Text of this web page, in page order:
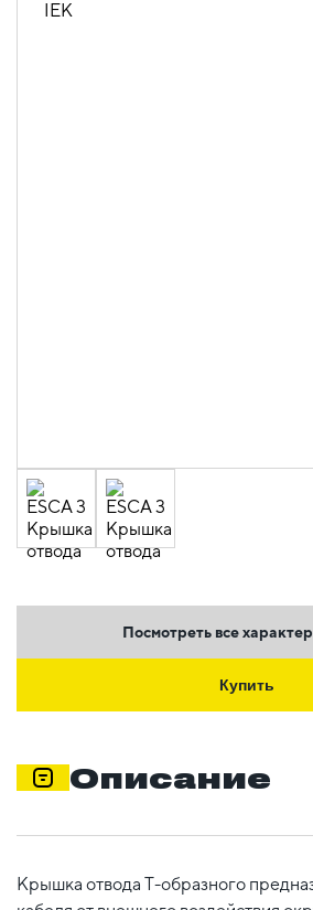
Посмотреть все
Купить
Описание
Крышка отвода Т-образного